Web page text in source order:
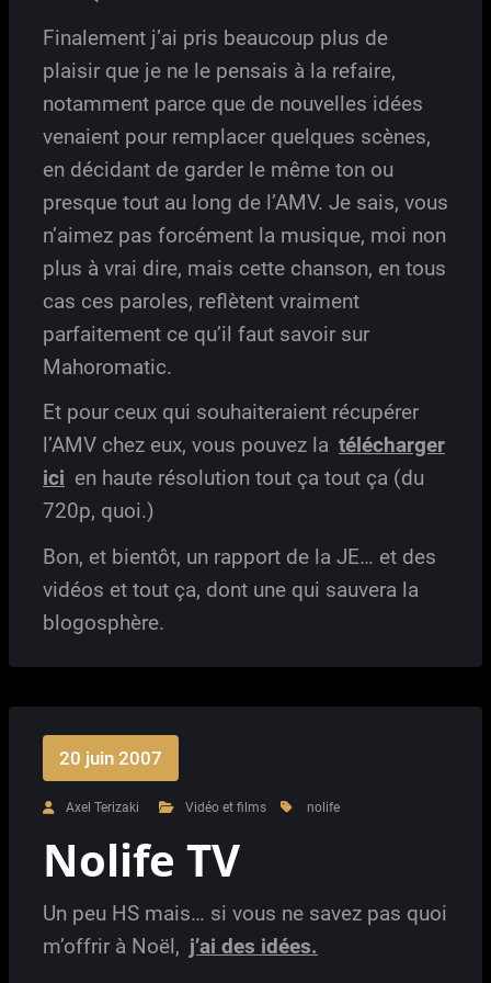
Finalement j’ai pris beaucoup plus de
plaisir que je ne le pensais à la refaire,
notamment parce que de nouvelles idées
venaient pour remplacer quelques scènes,
en décidant de garder le même ton ou
presque tout au long de l’AMV. Je sais, vous
n’aimez pas forcément la musique, moi non
plus à vrai dire, mais cette chanson, en tous
cas ces paroles, reflètent vraiment
parfaitement ce qu’il faut savoir sur
Mahoromatic.
Et pour ceux qui souhaiteraient récupérer
l’AMV chez eux, vous pouvez la télécharger
ici en haute résolution tout ça tout ça (du
720p, quoi.)
Bon, et bientôt, un rapport de la JE… et des
vidéos et tout ça, dont une qui sauvera la
blogosphère.
20 juin 2007
Axel Terizaki Vidéo et films nolife
Nolife TV
Un peu HS mais… si vous ne savez pas quoi
m’offrir à Noël, j’ai des idées.